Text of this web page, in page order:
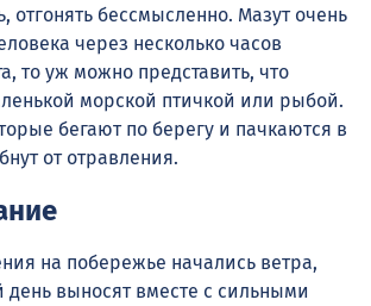
отгонять бессмысленно. Мазут очень
через несколько часов
то уж можно представить, что
морской птичкой или рыбой.
бегают по берегу и пачкаются в
от отравления.
на побережье начались ветра,
выносят вместе с сильными